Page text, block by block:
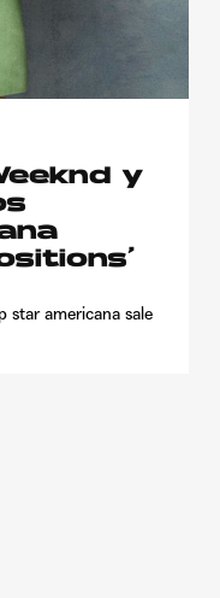
y
star americana sale